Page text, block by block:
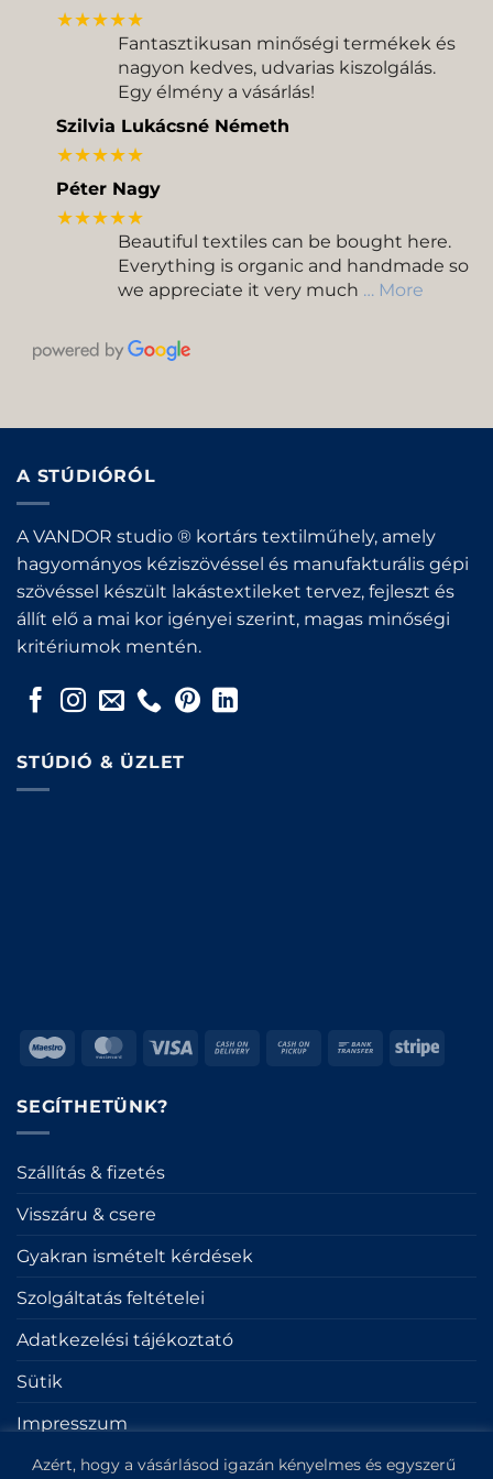
Azért, hogy a vásárlásod igazán kényelmes és egyszerű
★★★★★
Fantasztikusan minőségi termékek és
nagyon kedves, udvarias kiszolgálás.
Egy élmény a vásárlás!
Szilvia Lukácsné Németh
★★★★★
Péter Nagy
★★★★★
Beautiful textiles can be bought here.
Everything is organic and handmade so
we appreciate it very much … More
A STÚDIÓRÓL
A VANDOR studio ® kortárs textilműhely, amely
hagyományos kéziszövéssel és manufakturális gépi
szövéssel készült lakástextileket tervez, fejleszt és
állít elő a mai kor igényei szerint, magas minőségi
kritériumok mentén.
STÚDIÓ & ÜZLET
Maestro MasterCard
Visa
Cash
Cash
Bank
Stripe
SEGÍTHETÜNK?
Szállítás & fizetés
Visszáru & csere
Gyakran ismételt kérdések
Szolgáltatás feltételei
Adatkezelési tájékoztató
Sütik
Impresszum